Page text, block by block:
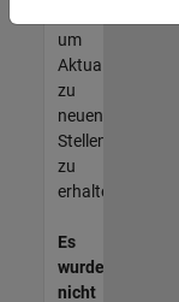
um
Aktualisierungen
zu
neuen
Stellenangeboten
zu
erhalten.
Es
wurden
nicht